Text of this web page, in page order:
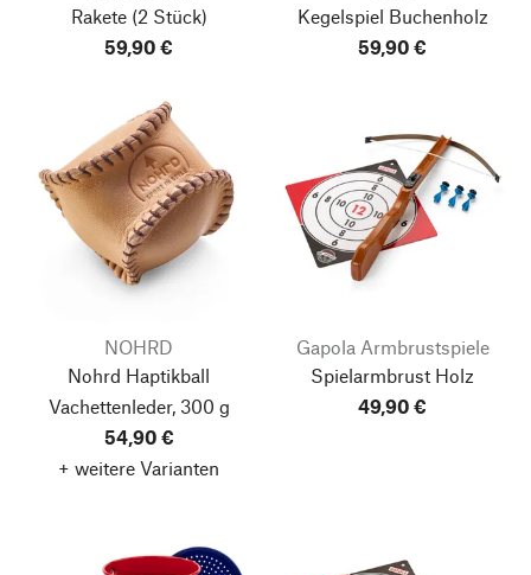
Rakete(2 Stück)
59,90 €
Kegelspiel Buchenholz
59,90 €
NOHRD
Nohrd Haptikball
Vachettenleder, 300 g
54,90 €
+ weitere Varianten
Gapola Armbrustspiele
Spielarmbrust Holz
49,90 €